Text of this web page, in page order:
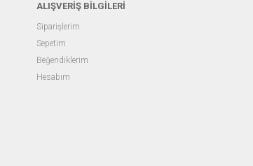
ALIŞVERİŞ BİLGİLERİ
Siparişlerim
Sepetim
Beğendiklerim
Hesabım